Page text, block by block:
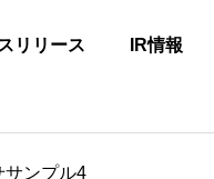
リリース IR情報
サンプル4